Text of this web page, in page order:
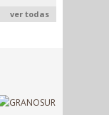
ver todas